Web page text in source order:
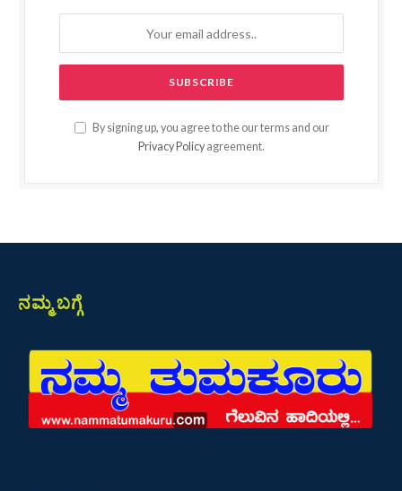
By signing up, you agree to the our terms and our
Privacy Policy agreement.
ನಮ್ಮ ಬಗ್ಗೆ